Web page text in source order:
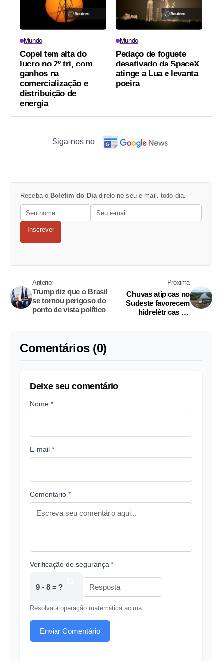
Mundo
Copel tem alta do
lucro no 2º tri, com
ganhos na
comercialização e
distribuição de
energia
Mundo
Pedaço de foguete
desativado da SpaceX
atinge a Lua e levanta
poeira
Siga-nos no
Receba o Boletim do Dia direto no seu e-mail, todo dia.
Inscrever
Anterior
Trump diz que o Brasil
se tornou perigoso do
ponto de vista político
Próxima
Chuvas atípicas no
Sudeste favorecem
hidrelétricas no
Comentários (0)
Deixe seu comentário
Nome *
E-mail *
Comentário *
Verificação de segurança *
9 - 8 = ?
Resolva a operação matemática acima
Enviar Comentário